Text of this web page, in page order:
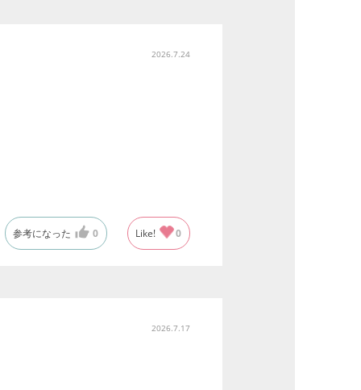
2026.7.24
参考になった 0 Like! 0
2026.7.17